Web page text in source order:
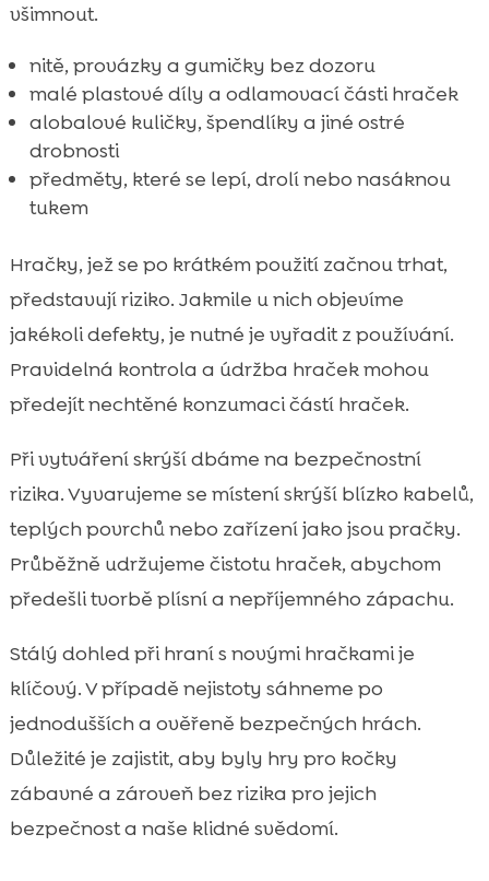
všimnout.
nitě, provázky a gumičky bez dozoru
malé plastové díly a odlamovací části hraček
alobalové kuličky, špendlíky a jiné ostré
drobnosti
předměty, které se lepí, drolí nebo nasáknou
tukem
Hračky, jež se po krátkém použití začnou trhat,
představují riziko. Jakmile u nich objevíme
jakékoli defekty, je nutné je vyřadit z používání.
Pravidelná kontrola a údržba hraček mohou
předejít nechtěné konzumaci částí hraček.
Při vytváření skrýší dbáme na bezpečnostní
rizika. Vyvarujeme se místení skrýší blízko kabelů,
teplých povrchů nebo zařízení jako jsou pračky.
Průběžně udržujeme čistotu hraček, abychom
předešli tvorbě plísní a nepříjemného zápachu.
Stálý dohled při hraní s novými hračkami je
klíčový. V případě nejistoty sáhneme po
jednodušších a ověřeně bezpečných hrách.
Důležité je zajistit, aby byly hry pro kočky
zábavné a zároveň bez rizika pro jejich
bezpečnost a naše klidné svědomí.